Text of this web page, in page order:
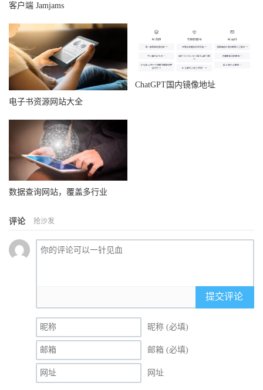
客户端 Jamjams
电子书资源网站大全
ChatGPT国内镜像地址
数据查询网站，覆盖多行业
评论 抢沙发
提交评论
昵称 (必填)
邮箱 (必填)
网址